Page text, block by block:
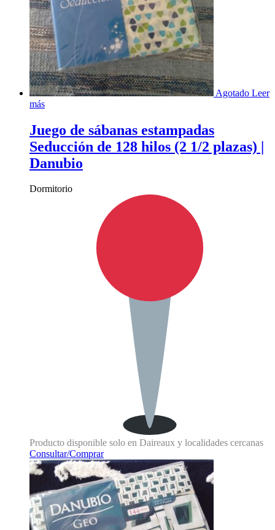
Agotado Leer
más
Juego de sábanas estampadas
Seducción de 128 hilos (2 1/2 plazas) |
Danubio
Dormitorio
Producto disponible solo en Daireaux y localidades cercanas
Consultar/Comprar